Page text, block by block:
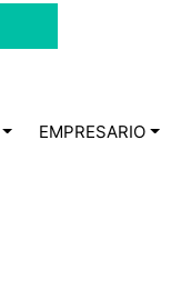
EMPRESARIO